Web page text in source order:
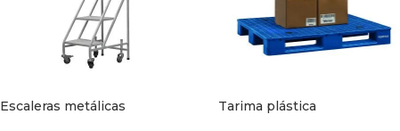
Escaleras metálicas Tarima plástica